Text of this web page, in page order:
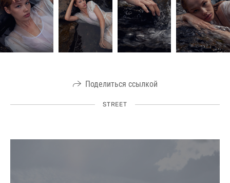
Поделиться ссылкой
STREET